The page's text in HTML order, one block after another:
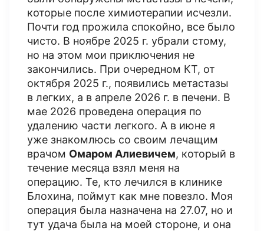
которые после химиотерапии исчезли.
Почти год прожила спокойно, все было
чисто. В ноябре 2025 г. убрали стому,
но на этом мои приключения не
закончились. При очередном КТ​, от
октября 2025 г., появились метастазы
в легких, а в апреле 2026 г. в печени. В
мае 2026 проведена операция по
удалению части легкого. А в июне я
уже знакомлюсь со своим лечащим
врачом Омаром Алиевичем, который в
течение месяца взял меня на
операцию. Те, кто лечился в клинике
Блохина, поймут как мне повезло. Моя
операция была назначена на 27.07, но и
тут удача была на моей стороне, и она